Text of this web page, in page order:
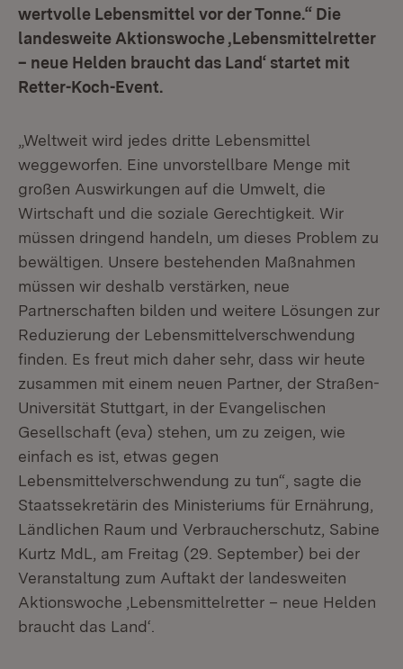
wertvolle Lebensmittel vor der Tonne.“ Die
landesweite Aktionswoche ‚Lebensmittelretter
– neue Helden braucht das Land‘ startet mit
Retter-Koch-Event.
„Weltweit wird jedes dritte Lebensmittel
weggeworfen. Eine unvorstellbare Menge mit
großen Auswirkungen auf die Umwelt, die
Wirtschaft und die soziale Gerechtigkeit. Wir
müssen dringend handeln, um dieses Problem zu
bewältigen. Unsere bestehenden Maßnahmen
müssen wir deshalb verstärken, neue
Partnerschaften bilden und weitere Lösungen zur
Reduzierung der Lebensmittelverschwendung
finden. Es freut mich daher sehr, dass wir heute
zusammen mit einem neuen Partner, der Straßen-
Universität Stuttgart, in der Evangelischen
Gesellschaft (eva) stehen, um zu zeigen, wie
einfach es ist, etwas gegen
Lebensmittelverschwendung zu tun“, sagte die
Staatssekretärin des Ministeriums für Ernährung,
Ländlichen Raum und Verbraucherschutz, Sabine
Kurtz MdL, am Freitag (29. September) bei der
Veranstaltung zum Auftakt der landesweiten
Aktionswoche ‚Lebensmittelretter – neue Helden
braucht das Land‘.